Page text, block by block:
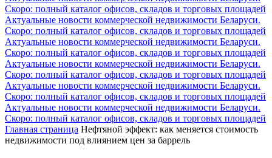
Скоро: полный каталог офисов, складов и торговых площадей
Актуальные новости коммерческой недвижимости Беларуси.
Скоро: полный каталог офисов, складов и торговых площадей
Актуальные новости коммерческой недвижимости Беларуси.
Скоро: полный каталог офисов, складов и торговых площадей
Актуальные новости коммерческой недвижимости Беларуси.
Скоро: полный каталог офисов, складов и торговых площадей
Актуальные новости коммерческой недвижимости Беларуси.
Скоро: полный каталог офисов, складов и торговых площадей
Актуальные новости коммерческой недвижимости Беларуси.
Скоро: полный каталог офисов, складов и торговых площадей
Главная страница Нефтяной эффект: как меняется стоимость
недвижимости под влиянием цен за баррель